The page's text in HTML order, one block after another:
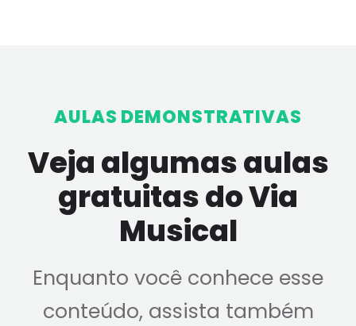
AULAS DEMONSTRATIVAS
Veja algumas aulas
gratuitas do Via
Musical
Enquanto você conhece esse
conteúdo, assista também